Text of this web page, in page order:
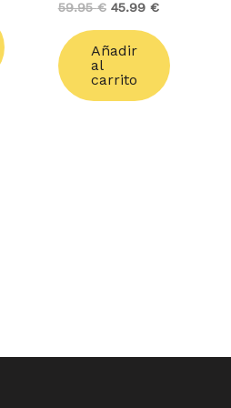
59.95€ 45.99 €
Añadir
al
carrito